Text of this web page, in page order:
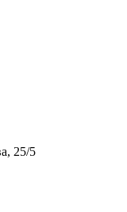
25/5